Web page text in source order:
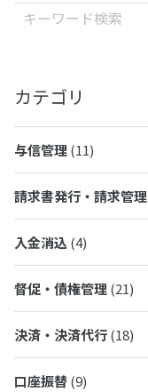
検索
カテゴリ
与信管理(11)
請求書発行・請求管理
入金消込(4)
督促・債権管理(21)
決済・決済代行(18)
口座振替(9)